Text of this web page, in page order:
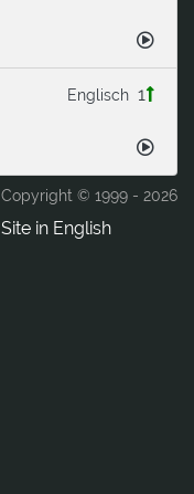
1
Englisch
Copyright © 1999 - 2026
Site in English